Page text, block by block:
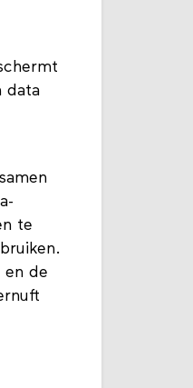
data
te
en de